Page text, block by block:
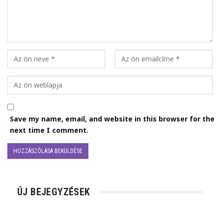
Save my name, email, and website in this browser for the
next time I comment.
ÚJ BEJEGYZÉSEK